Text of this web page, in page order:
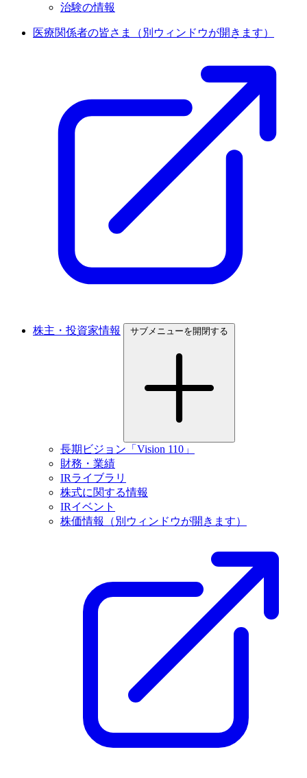
治験の情報
医療関係者の皆さま （別ウィンドウが開きます）
株主・投資家情報 サブメニューを開閉する
長期ビジョン「Vision 110」
財務・業績
IRライブラリ
株式に関する情報
IRイベント
株価情報
（別ウィンドウが開きます）